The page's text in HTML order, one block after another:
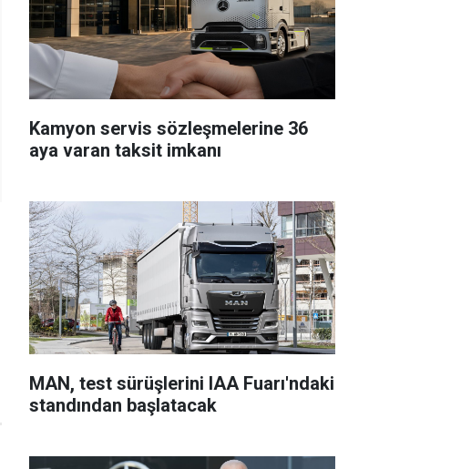
Kamyon servis sözleşmelerine 36
aya varan taksit imkanı
MAN, test sürüşlerini IAA Fuarı'ndaki
standından başlatacak